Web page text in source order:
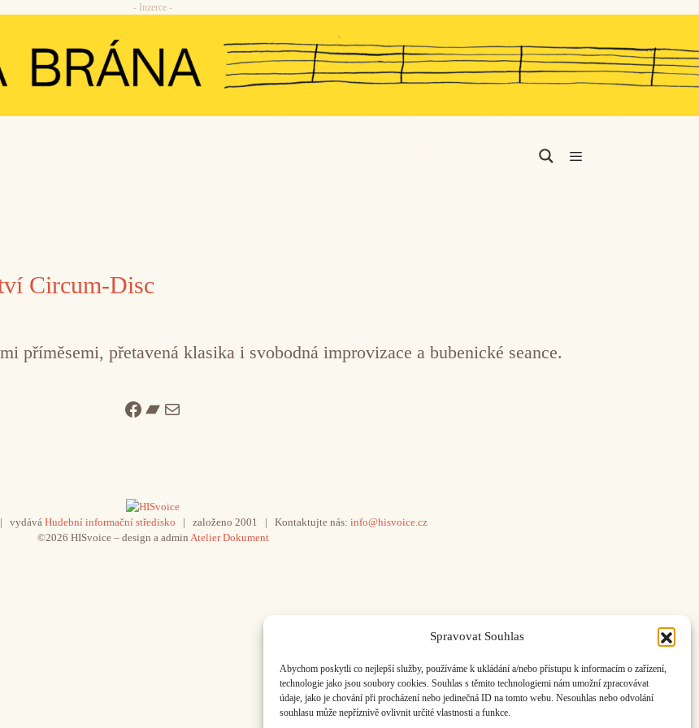
Spravovat Souhlas
Abychom poskytli co nejlepší služby, používáme k ukládání a/nebo přístupu k informacím o zařízení,
technologie jako jsou soubory cookies. Souhlas s těmito technologiemi nám umožní zpracovávat
údaje, jako je chování při procházení nebo jedinečná ID na tomto webu. Nesouhlas nebo odvolání
souhlasu může nepříznivě ovlivnit určité vlastnosti a funkce.
- Inzerce -
Circum-Disc
příměsemi, přetavená klasika i svobodná improvizace a bubenické seance.
Facebook
Bandcamp
Mail
| vydává Hudební informační středisko | založeno 2001 | Kontaktujte nás: info@hisvoice.cz
©2026 HISvoice – design a admin Atelier Dokument